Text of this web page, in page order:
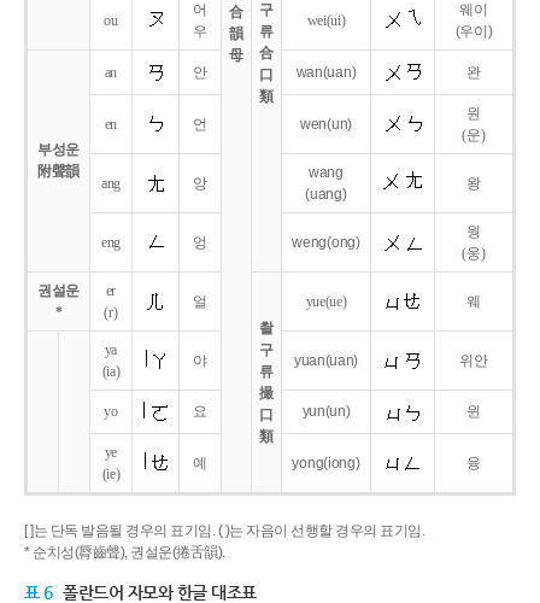
合
韻
母
구
류
合
口
類
ou
어
우
wei(ui)
웨이
(우이)
부성운
附聲韻
an 안 wan(uan) 완
en 언 wen(un)
원
(운)
ang 앙
wang
(uang)
왕
eng 엉 weng(ong)
웡
(웅)
권설운
*
er
(r)
얼
촬
구
류
撮
口
類
yue(ue) 웨
ya
(ia)
야 yuan(uan) 위안
yo 요 yun(un) 윈
ye
(ie)
예 yong(iong) 융
[ ]는 단독 발음될 경우의 표기임. ( )는 자음이 선행할 경우의 표기임.
* 순치성(脣齒聲), 권설운(捲舌韻).
표 6 폴란드어 자모와 한글 대조표